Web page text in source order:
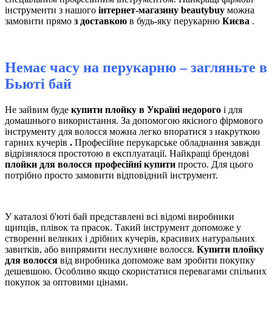
інструменти з нашого інтернет-магазину beautybuy можна
замовити прямо з доставкою в будь-яку перукарню Києва .
Немає часу на перукарню – загляньте в
Бьюті бай
Не зайвим буде купити плойку в Україні недорого і для
домашнього використання. За допомогою якісного фірмового
інструменту для волосся можна легко впоратися з накруткою
гарних кучерів . Професійне перукарське обладнання завжди
відрізнялося простотою в експлуатації. Найкращі брендові
плойки для волосся професійні купити просто. Для цього
потрібно просто замовити відповідний інструмент.
У каталозі б'юті бай представлені всі відомі виробники
щипців, плівок та прасок. Такий інструмент допоможе у
створенні великих і дрібних кучерів, красивих натуральних
завитків, або випрямити неслухняне волосся. Купити плойку
для волосся від виробника допоможе вам зробити покупку
дешевшою. Особливо якщо скористатися перевагами спільних
покупок за оптовими цінами.